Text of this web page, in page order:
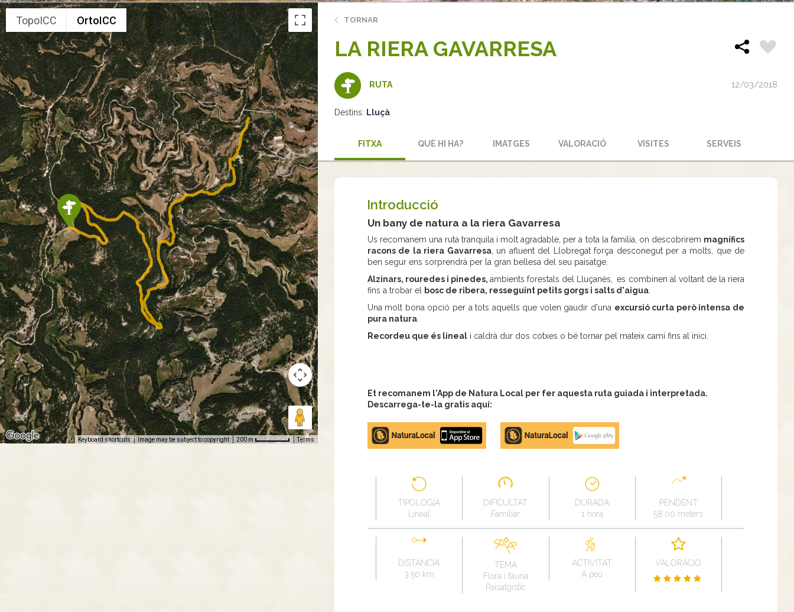
TopoICC OrtoICC
Keyboard shortcuts Image may be subject to copyright 200 m Terms
TORNAR
LA RIERA GAVARRESA
RUTA 12/03/2018
Destins: Lluçà
FITXA QUÈ HI HA? IMATGES VALORACIÓ VISITES SERVEIS
Introducció
Un bany de natura a la riera Gavarresa
Us recomanem una ruta tranquila i molt agradable, per a tota la familia, on descobrirem magnífics
racons de la riera Gavarresa, un afluent del Llobregat força desconegut per a molts, que de
ben segur ens sorprendrà per la gran bellesa del seu paisatge.
Alzinars, rouredes i pinedes, ambients forestals del Lluçanès, es combinen al voltant de la riera
fins a trobar el bosc de ribera, resseguint petits gorgs i salts d'aigua.
Una molt bona opció per a tots aquells que volen gaudir d'una excursió curta però intensa de
pura natura.
Recordeu que és lineali caldrà dur dos cotxes o bé tornar pel mateix camí fins al inici.
Et recomanem l'App de Natura Local per fer aquesta ruta guiada i interpretada.
Descarrega-te-la gratis aquí:
Apple
store
Google
Play
TIPOLOGÍA
Lineal
DIFICULTAT
Familiar
DURADA
1 hora
PENDENT
58.00 meters
DISTÀNCIA
3.50 km
TEMA
Flora i fauna
Paisatgístic
ACTIVITAT
A peu
VALORACIÓ